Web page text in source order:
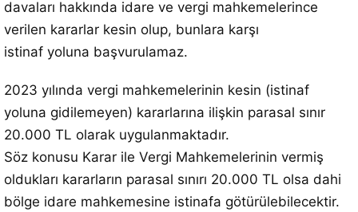
davaları hakkında idare ve vergi mahkemelerince
verilen kararlar kesin olup, bunlara karşı
istinaf yoluna başvurulamaz.
2023 yılında vergi mahkemelerinin kesin (istinaf
yoluna gidilemeyen) kararlarına ilişkin parasal sınır
20.000 TL olarak uygulanmaktadır.
Söz konusu Karar ile Vergi Mahkemelerinin vermiş
oldukları kararların parasal sınırı 20.000 TL olsa dahi
bölge idare mahkemesine istinafa götürülebilecektir.